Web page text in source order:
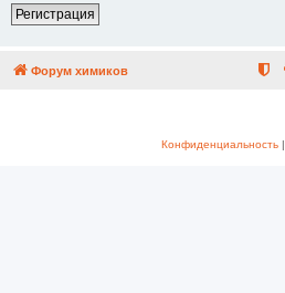
Регистрация
Форум химиков
Конфиденциальность|